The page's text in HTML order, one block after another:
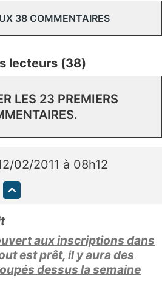
38 COMMENTAIRES
lecteurs (38)
LES 23 PREMIERS
02/2011 à 08h12
aux inscriptions dans
est prêt, il y aura des
dessus la semaine